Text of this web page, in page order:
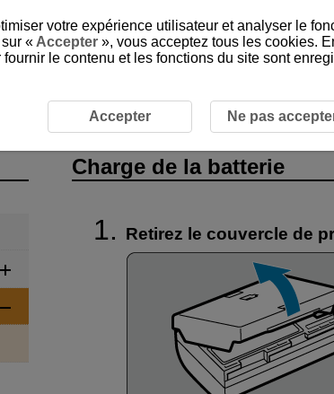
Charge de la batterie
Retirez le couvercle de
votre expérience utilisateur et analyser le
« Accepter », vous acceptez tous les cookies.
le contenu et les fonctions du site sont
Accepter Ne pas